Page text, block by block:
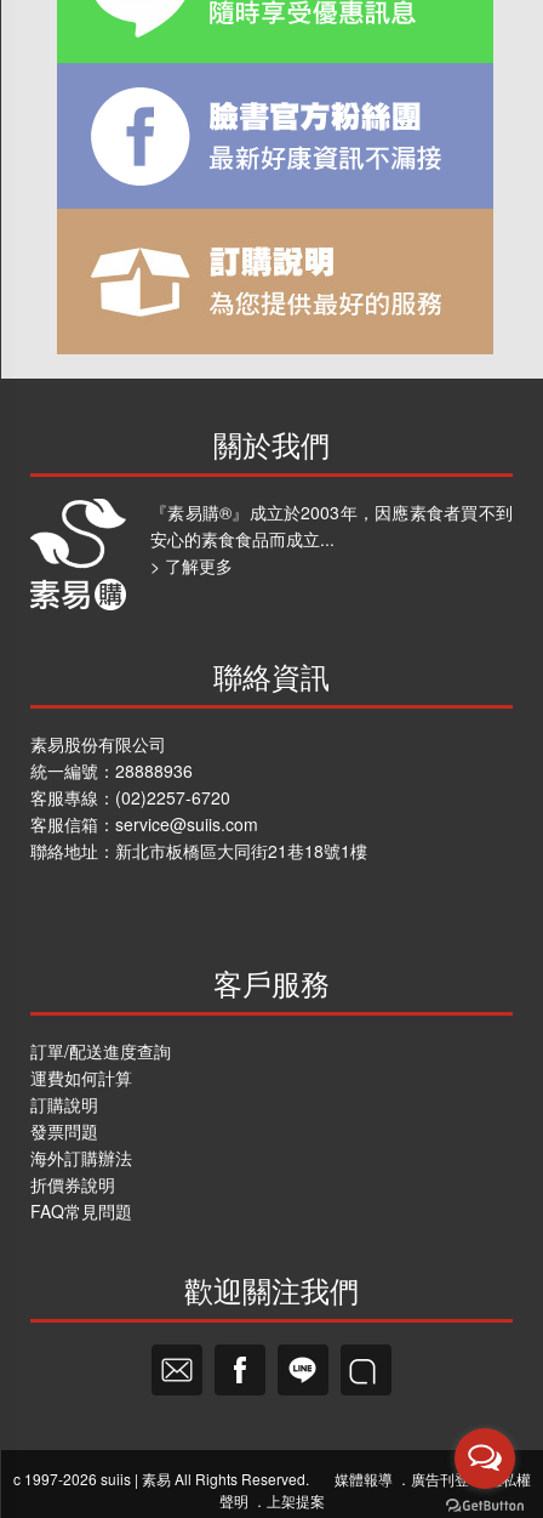
關於我們
『素易購®』成立於2003年，因應素食者買不到
安心的素食食品而成立...
> 了解更多
聯絡資訊
素易股份有限公司
統一編號：28888936
客服專線： (02)2257-6720
客服信箱： service@suiis.com
聯絡地址： 新北市板橋區大同街21巷18號1樓
客戶服務
訂單/配送進度查詢
運費如何計算
訂購說明
發票問題
海外訂購辦法
折價券說明
FAQ常見問題
歡迎關注我們
c 1997-2026 suiis | 素易 All Rights Reserved. 媒體報導． 廣告刊登
隱私權
聲明 ． 上架提案